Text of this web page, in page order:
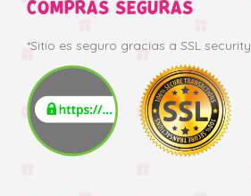
COMPRAS SEGURAS
*Sitio es seguro gracias a SSL security